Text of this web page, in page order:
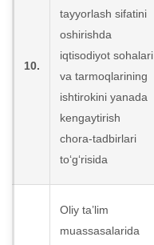
10.
tayyorlash sifatini
oshirishda
iqtisodiyot sohalari
va tarmoqlarining
ishtirokini yanada
kengaytirish
chora-tadbirlari
to‘g‘risida
Oliy ta’lim
muassasalarida